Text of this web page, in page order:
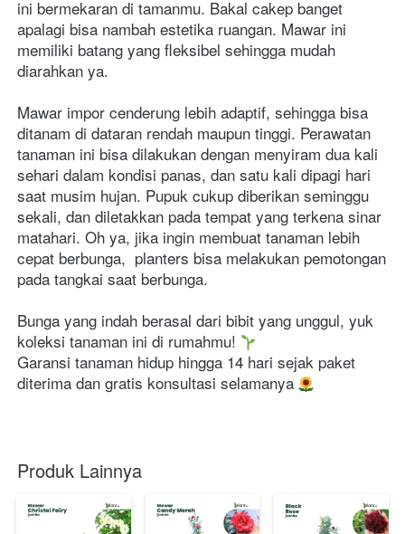
ini bermekaran di tamanmu. Bakal cakep banget
apalagi bisa nambah estetika ruangan. Mawar ini
memiliki batang yang fleksibel sehingga mudah
diarahkan ya.
Mawar impor cenderung lebih adaptif, sehingga bisa
ditanam di dataran rendah maupun tinggi. Perawatan
tanaman ini bisa dilakukan dengan menyiram dua kali
sehari dalam kondisi panas, dan satu kali dipagi hari
saat musim hujan. Pupuk cukup diberikan seminggu
sekali, dan diletakkan pada tempat yang terkena sinar
matahari. Oh ya, jika ingin membuat tanaman lebih
cepat berbunga,  planters bisa melakukan pemotongan
pada tangkai saat berbunga.
Bunga yang indah berasal dari bibit yang unggul, yuk
koleksi tanaman ini di rumahmu!
Garansi tanaman hidup hingga 14 hari sejak paket
diterima dan gratis konsultasi selamanya
Produk Lainnya